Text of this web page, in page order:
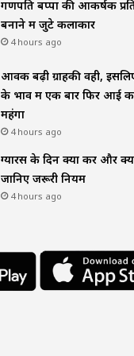
गणपति बप्पा की आकर्षक
बनाने में जुटे कलाकार
4 hours ago
आवक बढ़ी ग्राहकी वही,
के भाव में एक बार फिर आई
महंगा
4 hours ago
ग्यारस के दिन क्या करें और
जानिए जरूरी नियम
4 hours ago